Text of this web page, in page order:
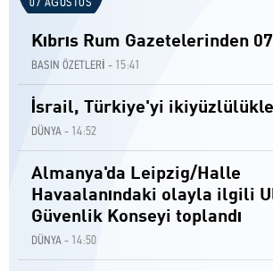
07 AĞUSTOS
Kıbrıs Rum Gazetelerinden
BASIN ÖZETLERİ - 15:41
İsrail, Türkiye'yi ikiyüzlülükle
DÜNYA - 14:52
Almanya'da Leipzig/Halle
Havaalanındaki olayla ilgili
Güvenlik Konseyi toplandı
DÜNYA - 14:50